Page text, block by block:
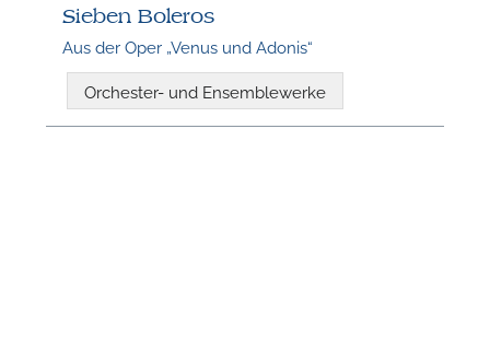
Sieben Boleros
Aus der Oper „Venus und Adonis“
Orchester- und Ensemblewerke